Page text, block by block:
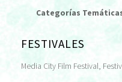
Categorías
FESTIVALES
Media City Film Festival,